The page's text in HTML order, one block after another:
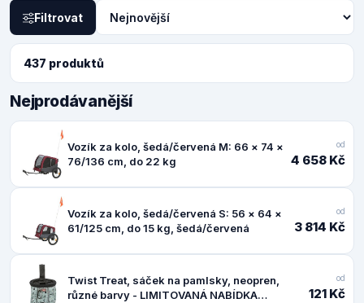
Filtrovat
437 produktů
Nejprodávanější
Vozík za kolo, šedá/červená M: 66 × 74 ×
76/136 cm, do 22 kg
od
4 658 Kč
Vozík za kolo, šedá/červená S: 56 × 64 ×
61/125 cm, do 15 kg, šedá/červená
od
3 814 Kč
Twist Treat, sáček na pamlsky, neopren,
různé barvy - LIMITOVANÁ NABÍDKA
od
121 Kč